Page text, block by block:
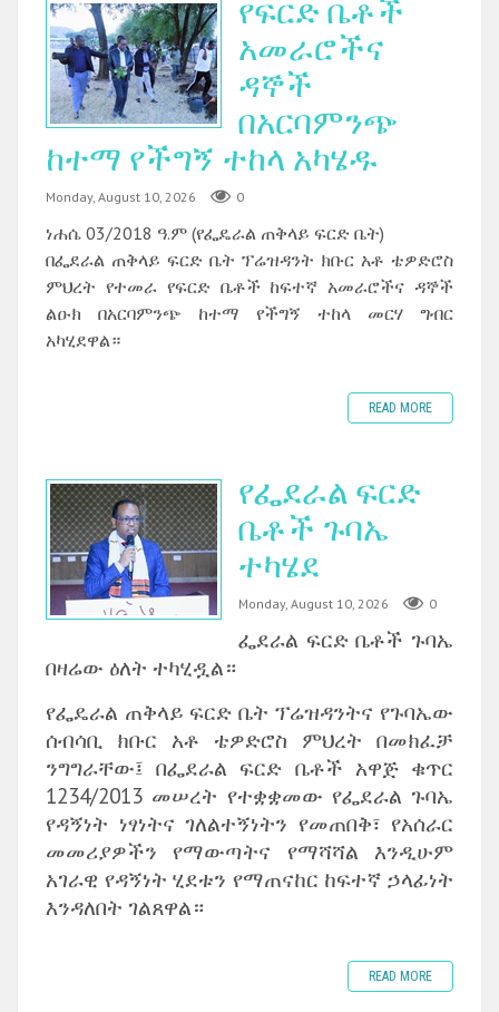
የፍርድ ቤቶች
አመራሮችና
ዳኞች
በአርባምንጭ
ከተማ የችግኝ ተከላ አካሄዱ ‎
Monday, August 10, 2026 0
ነሐሴ 03/2018 ዓ.ም (የፌዴራል ጠቅላይ ፍርድ ቤት)
በፌደራል ጠቅላይ ፍርድ ቤት ፕሬዝዳንት ክቡር አቶ ቴዎድሮስ
ምህረት የተመራ የፍርድ ቤቶች ከፍተኛ አመራሮችና ዳኞች
ልዑክ በአርባምንጭ ከተማ የችግኝ ተከላ መርሃ ግብር
አካሂደዋል።
READ MORE
የፌደራል ፍርድ
ቤቶች ጉባኤ
ተካሄደ
Monday, August 10, 2026 0
ፌደራል ፍርድ ቤቶች ጉባኤ
በዛሬው ዕለት ተካሂዷል።
‎የፌዴራል ጠቅላይ ፍርድ ቤት ፕሬዝዳንትና የጉባኤው
ሰብሳቢ ክቡር አቶ ቴዎድሮስ ምህረት በመክፈቻ
ንግግራቸው፤ በፌደራል ፍርድ ቤቶች አዋጅ ቁጥር
1234/2013 መሠረት የተቋቋመው የፌደራል ጉባኤ
የዳኝነት ነፃነትና ገለልተኝነትን የመጠበቅ፣ የአሰራር
መመሪያዎችን የማውጣትና የማሻሻል እንዲሁም
አገራዊ የዳኝነት ሂደቱን የማጠናከር ከፍተኛ ኃላፊነት
እንዳለበት ገልጸዋል።
READ MORE